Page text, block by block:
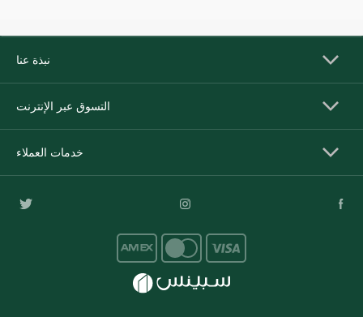
نبذة عنا
التسوق عبر الإنترنت
خدمات العملاء